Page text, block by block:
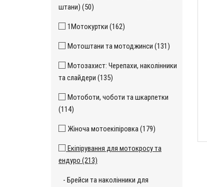
штани) (50)
1Мотокуртки (162)
Мотоштани та мотоджинси (131)
Мотозахист: Черепахи, наколінники
та слайдери (135)
Мотоботи, чоботи та шкарпетки
(114)
Жіноча мотоекіпіровка (179)
Екіпірування для мотокросу та
ендуро (213)
- Брейси та наколінники для